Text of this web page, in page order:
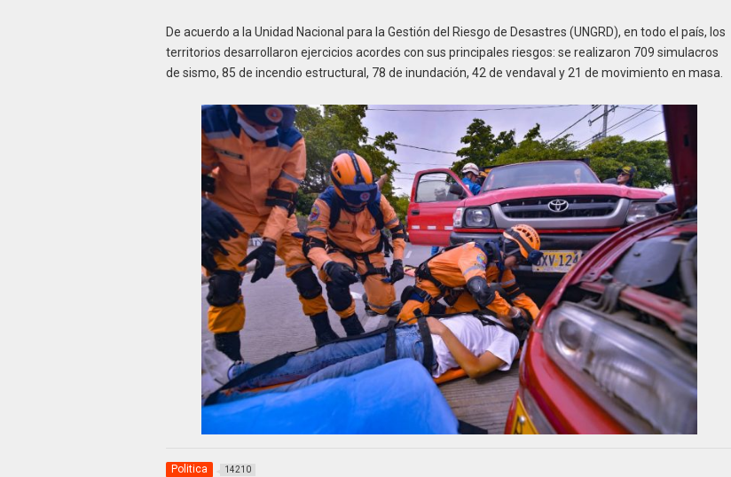
De acuerdo a la Unidad Nacional para la Gestión del Riesgo de Desastres (UNGRD), en todo el país, los
territorios desarrollaron ejercicios acordes con sus principales riesgos: se realizaron 709 simulacros
de sismo, 85 de incendio estructural, 78 de inundación, 42 de vendaval y 21 de movimiento en masa.
Politica 14210